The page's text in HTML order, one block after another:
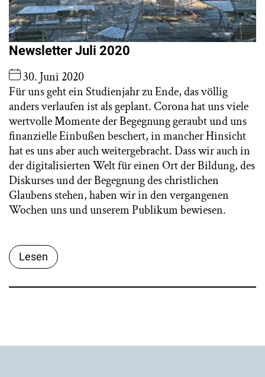
Newsletter Juli 2020
30. Juni 2020
Für uns geht ein Studienjahr zu Ende, das völlig
anders verlaufen ist als geplant. Corona hat uns viele
wertvolle Momente der Begegnung geraubt und uns
finanzielle Einbußen beschert, in mancher Hinsicht
hat es uns aber auch weitergebracht. Dass wir auch in
der digitalisierten Welt für einen Ort der Bildung, des
Diskurses und der Begegnung des christlichen
Glaubens stehen, haben wir in den vergangenen
Wochen uns und unserem Publikum bewiesen.
Lesen